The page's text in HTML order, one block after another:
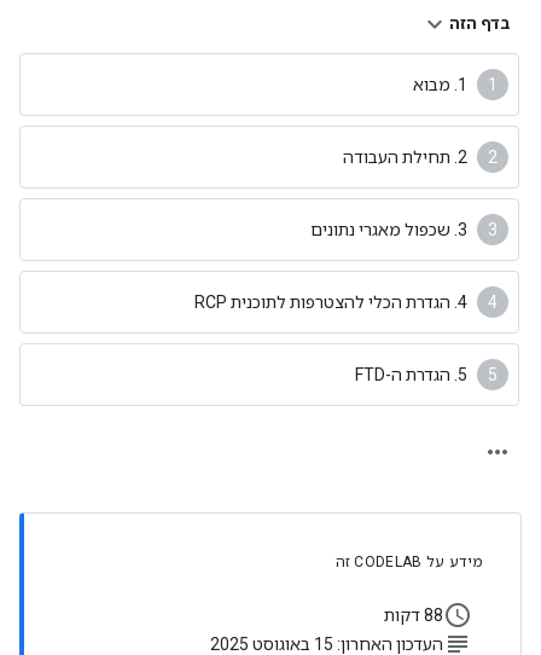
בדף הזה
1. מבוא
2. תחילת העבודה
3. שכפול מאגרי נתונים
4. הגדרת הכלי להצטרפות לתוכנית RCP
5. הגדרת ה-FTD
מידע על CODELAB זה
schedule88 דקות
subject העדכון האחרון: 15 באוגוסט 2025